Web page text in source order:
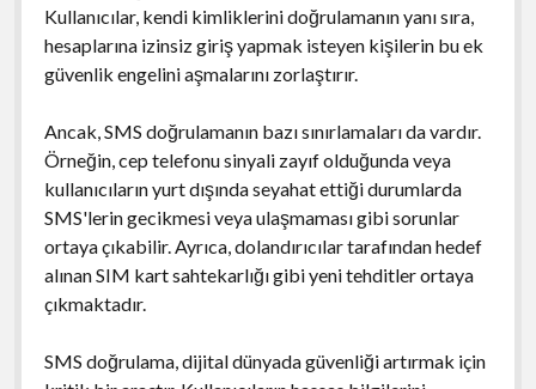
Kullanıcılar, kendi kimliklerini doğrulamanın yanı sıra,
hesaplarına izinsiz giriş yapmak isteyen kişilerin bu ek
güvenlik engelini aşmalarını zorlaştırır.
Ancak, SMS doğrulamanın bazı sınırlamaları da vardır.
Örneğin, cep telefonu sinyali zayıf olduğunda veya
kullanıcıların yurt dışında seyahat ettiği durumlarda
SMS'lerin gecikmesi veya ulaşmaması gibi sorunlar
ortaya çıkabilir. Ayrıca, dolandırıcılar tarafından hedef
alınan SIM kart sahtekarlığı gibi yeni tehditler ortaya
çıkmaktadır.
SMS doğrulama, dijital dünyada güvenliği artırmak için